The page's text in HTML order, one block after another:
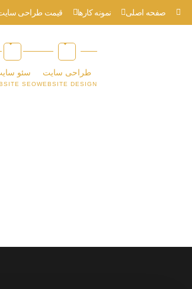
صفحه اصلی نمونه کارها قیمت طراحی
طراحی سایت
WEBSITE DESIGN
سئو
SEO